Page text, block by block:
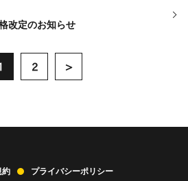
改定のお知らせ
2
約 プライバシーポリシー